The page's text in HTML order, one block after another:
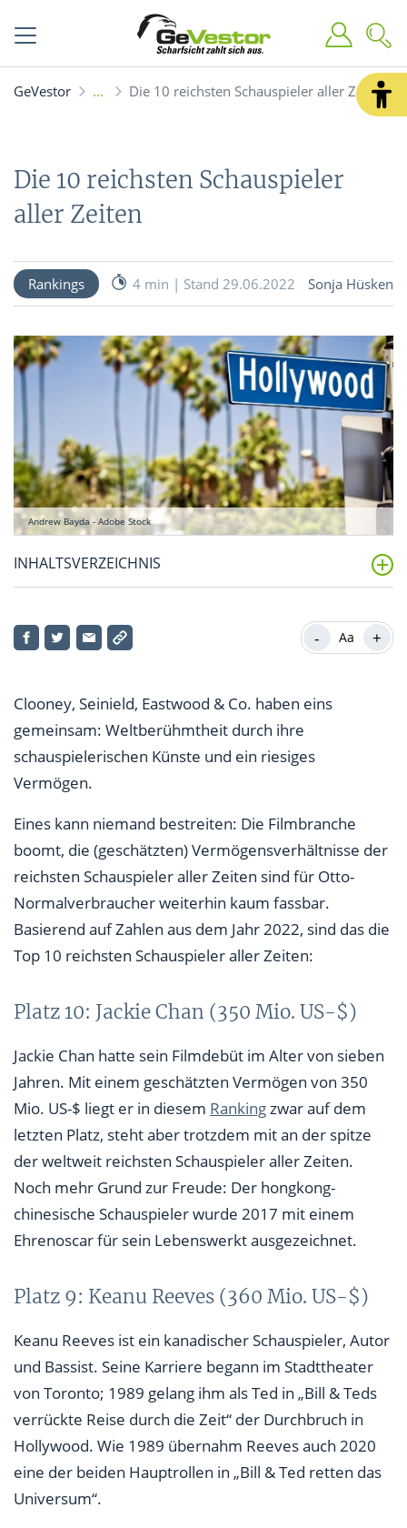
GeVestor Die 10 reichsten Schauspieler aller Zeiten
Die 10 reichsten Schauspieler
aller Zeiten
Rankings 4 min | Stand 29.06.2022 Sonja Hüsken
Andrew Bayda - Adobe Stock
INHALTSVERZEICHNIS
Platz 9: Keanu Reeves (360 Mio. US-$)
Platz 7: Sylvester Stallone (400 Mio. US-$)
Platz 6: Adam Sandler (420 Mio. US-$)
Platz 4: George Clooney, Robert De Niro, Die Olsen
Twins (500 Mio. US-$)
Platz 3: Tom Cruise (550 Mio. US-$)
- Aa +
Clooney, Seinield, Eastwood & Co. haben eins
gemeinsam: Weltberühmtheit durch ihre
schauspielerischen Künste und ein riesiges
Vermögen.
Eines kann niemand bestreiten: Die Filmbranche
boomt, die (geschätzten) Vermögensverhältnisse der
reichsten Schauspieler aller Zeiten sind für Otto-
Normalverbraucher weiterhin kaum fassbar.
Basierend auf Zahlen aus dem Jahr 2022, sind das die
Top 10 reichsten Schauspieler aller Zeiten:
Platz 10: Jackie Chan (350 Mio. US-$)
Jackie Chan hatte sein Filmdebüt im Alter von sieben
Jahren. Mit einem geschätzten Vermögen von 350
Mio. US-$ liegt er in diesem Rankingzwar auf dem
letzten Platz, steht aber trotzdem mit an der spitze
der weltweit reichsten Schauspieler aller Zeiten.
Noch mehr Grund zur Freude: Der hongkong-
chinesische Schauspieler wurde 2017 mit einem
Ehrenoscar für sein Lebenswerkt ausgezeichnet.
Platz 9: Keanu Reeves (360 Mio. US-$)
Keanu Reeves ist ein kanadischer Schauspieler, Autor
und Bassist. Seine Karriere begann im Stadttheater
von Toronto; 1989 gelang ihm als Ted in „Bill & Teds
verrückte Reise durch die Zeit“ der Durchbruch in
Hollywood. Wie 1989 übernahm Reeves auch 2020
eine der beiden Hauptrollen in „Bill & Ted retten das
Universum“.